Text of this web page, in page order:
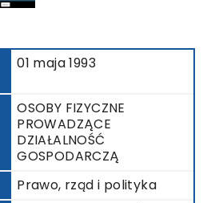
01 maja 1993
OSOBY FIZYCZNE
PROWADZĄCE
DZIAŁALNOŚĆ
GOSPODARCZĄ
Prawo, rząd i polityka